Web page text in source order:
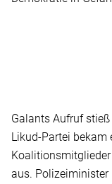
Galants Aufruf
Likud-Partei bekam
aus. Polizeiminister